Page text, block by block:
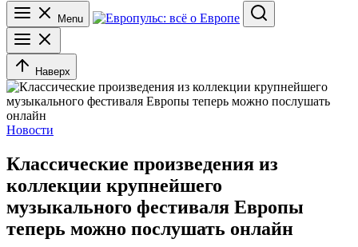
Menu
Search
Наверх
Новости
Классические произведения из
коллекции крупнейшего
музыкального фестиваля Европы
теперь можно послушать онлайн